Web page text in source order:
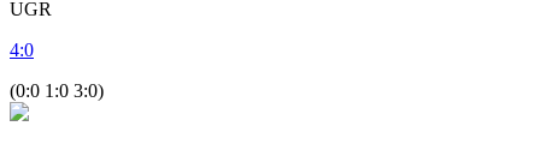
UGR
4:0
(0:0 1:0 3:0)